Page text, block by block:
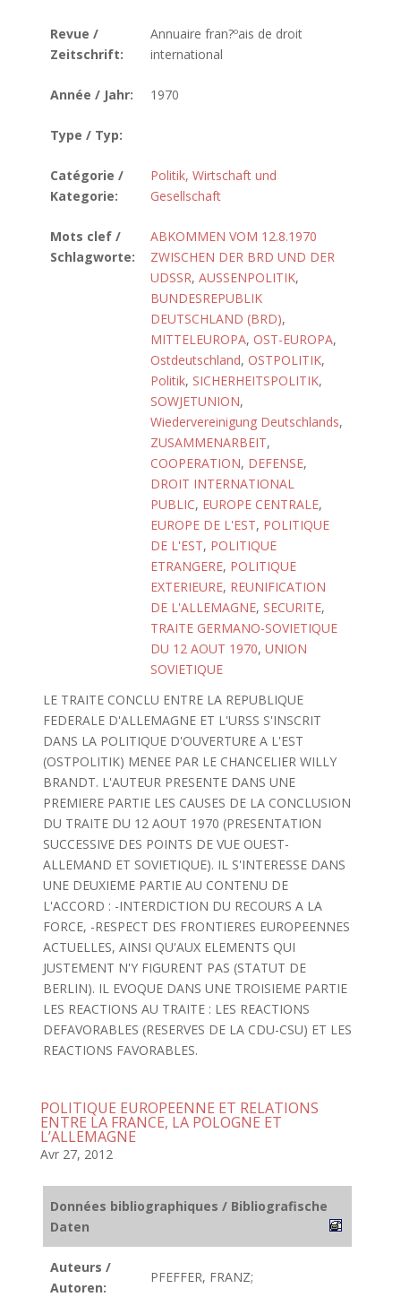
Revue /
Zeitschrift:
Annuaire fran?ºais de droit
international
Année / Jahr: 1970
Type / Typ:
Catégorie /
Kategorie:
Politik, Wirtschaft und
Gesellschaft
Mots clef /
Schlagworte:
ABKOMMEN VOM 12.8.1970
ZWISCHEN DER BRD UND DER
UDSSR, AUSSENPOLITIK,
BUNDESREPUBLIK
DEUTSCHLAND (BRD),
MITTELEUROPA, OST-EUROPA,
Ostdeutschland, OSTPOLITIK,
Politik, SICHERHEITSPOLITIK,
SOWJETUNION,
Wiedervereinigung Deutschlands,
ZUSAMMENARBEIT,
COOPERATION, DEFENSE,
DROIT INTERNATIONAL
PUBLIC, EUROPE CENTRALE,
EUROPE DE L'EST, POLITIQUE
DE L'EST, POLITIQUE
ETRANGERE, POLITIQUE
EXTERIEURE, REUNIFICATION
DE L'ALLEMAGNE, SECURITE,
TRAITE GERMANO-SOVIETIQUE
DU 12 AOUT 1970, UNION
SOVIETIQUE
LE TRAITE CONCLU ENTRE LA REPUBLIQUE
FEDERALE D'ALLEMAGNE ET L'URSS S'INSCRIT
DANS LA POLITIQUE D'OUVERTURE A L'EST
(OSTPOLITIK) MENEE PAR LE CHANCELIER WILLY
BRANDT. L'AUTEUR PRESENTE DANS UNE
PREMIERE PARTIE LES CAUSES DE LA CONCLUSION
DU TRAITE DU 12 AOUT 1970 (PRESENTATION
SUCCESSIVE DES POINTS DE VUE OUEST-
ALLEMAND ET SOVIETIQUE). IL S'INTERESSE DANS
UNE DEUXIEME PARTIE AU CONTENU DE
L'ACCORD : -INTERDICTION DU RECOURS A LA
FORCE, -RESPECT DES FRONTIERES EUROPEENNES
ACTUELLES, AINSI QU'AUX ELEMENTS QUI
JUSTEMENT N'Y FIGURENT PAS (STATUT DE
BERLIN). IL EVOQUE DANS UNE TROISIEME PARTIE
LES REACTIONS AU TRAITE : LES REACTIONS
DEFAVORABLES (RESERVES DE LA CDU-CSU) ET LES
REACTIONS FAVORABLES.
POLITIQUE EUROPEENNE ET RELATIONS
ENTRE LA FRANCE, LA POLOGNE ET
L’ALLEMAGNE
Avr 27, 2012
Données bibliographiques / Bibliografische
Daten
Auteurs /
Autoren:
PFEFFER, FRANZ;